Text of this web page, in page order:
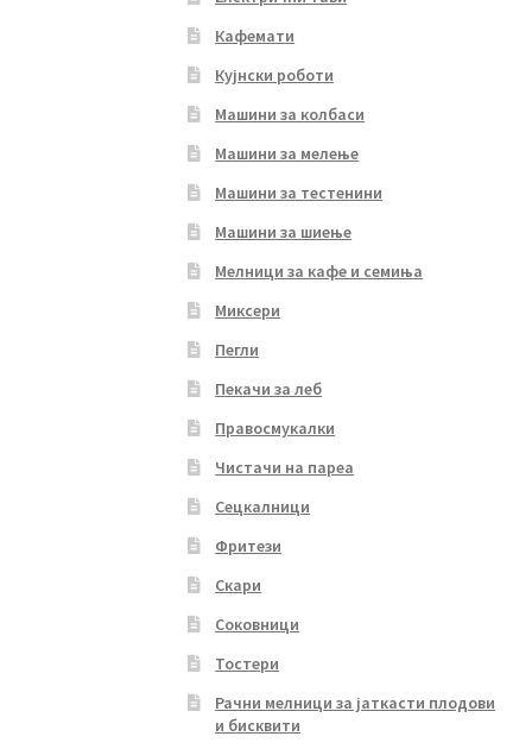
Кафемати
Кујнски роботи
Машини за колбаси
Машини за мелење
Машини за тестенини
Машини за шиење
Мелници за кафе и семиња
Миксери
Пегли
Пекачи за леб
Правосмукалки
Чистачи на пареа
Сецкалници
Фритези
Скари
Соковници
Тостери
Рачни мелници за јаткасти плодови
и бисквити